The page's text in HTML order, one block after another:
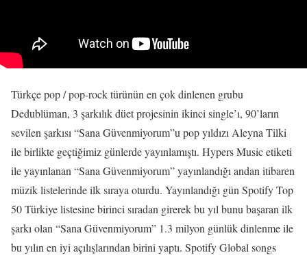
Türkçe pop / pop-rock türünün en çok dinlenen grubu
Dedublüman, 3 şarkılık düet projesinin ikinci single’ı, 90’ların
sevilen şarkısı “Sana Güvenmiyorum”u pop yıldızı Aleyna Tilki
ile birlikte geçtiğimiz günlerde yayınlamıştı. Hypers Music etiketi
ile yayınlanan “Sana Güvenmiyorum” yayınlandığı andan itibaren
müzik listelerinde ilk sıraya oturdu. Yayınlandığı gün Spotify Top
50 Türkiye listesine birinci sıradan girerek bu yıl bunu başaran ilk
şarkı olan “Sana Güvenmiyorum” 1.3 milyon günlük dinlenme ile
bu yılın en iyi açılışlarından birini yaptı. Spotify Global songs